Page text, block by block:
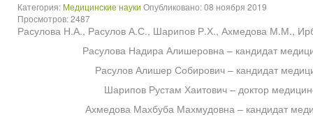
Категория: Медицинские науки Опубликовано: 08 ноября 2019
Просмотров: 2487
Расулова Н.А., Расулов А.С., Шарипов Р.Х., Ахмедова М.М.,
Расулова Надира Алишеровна – кандидат
Расулов Алишер Собирович – кандидат
Шарипов Рустам Хаитович – доктор
Ахмедова Махбуба Махмудовна – кандидат